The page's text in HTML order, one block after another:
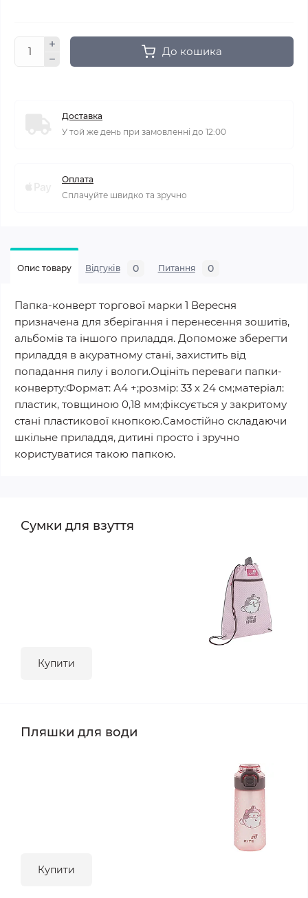
До кошика
Доставка
У той же день при замовленні до 12:00
Оплата
Сплачуйте швидко та зручно
Опис товару Відгуків 0 Питання 0
Папка-конверт торгової марки 1 Вересня
призначена для зберігання і перенесення зошитів,
альбомів та іншого приладдя. Допоможе зберегти
приладдя в акуратному стані, захистить від
попадання пилу і вологи.Оцініть переваги папки-
конверту:Формат: А4 +;розмір: 33 х 24 см;матеріал:
пластик, товщиною 0,18 мм;фіксується у закритому
стані пластикової кнопкою.Самостійно складаючи
шкільне приладдя, дитині просто і зручно
користуватися такою папкою.
Сумки для взуття
Купити
Пляшки для води
Купити